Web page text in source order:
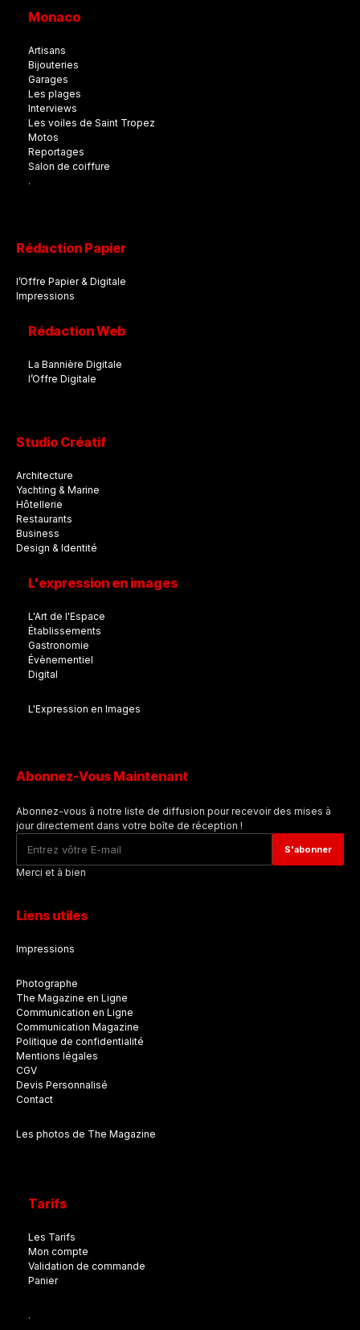
Monaco
Artisans
Bijouteries
Garages
Les plages
Interviews
Les voiles de Saint Tropez
Motos
Reportages
Salon de coiffure
.
Rédaction Papier
l’Offre Papier & Digitale
Impressions
Rédaction Web
La Bannière Digitale
l’Offre Digitale
Studio Créatif
Architecture
Yachting & Marine
Hôtellerie
Restaurants
Business
Design & Identité
L'expression en images
L'Art de l'Espace
Établissements
Gastronomie
Évènementiel
Digital
L'Expression en Images
Abonnez-Vous Maintenant
Abonnez-vous à notre liste de diffusion pour recevoir des mises à
jour directement dans votre boîte de réception !
Merci et à bien
Liens utiles
Impressions
Photographe
The Magazine en Ligne
Communication en Ligne
Communication Magazine
Politique de confidentialité
Mentions légales
CGV
Devis Personnalisé
Contact
Les photos de The Magazine
Tarifs
Les Tarifs
Mon compte
Validation de commande
Panier
.